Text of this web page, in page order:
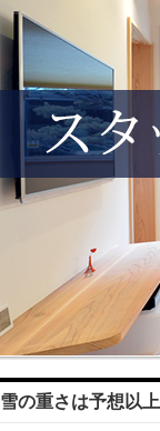
雪の重さは予想以上